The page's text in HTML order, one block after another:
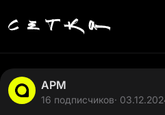
АРМ
16 подписчиков·